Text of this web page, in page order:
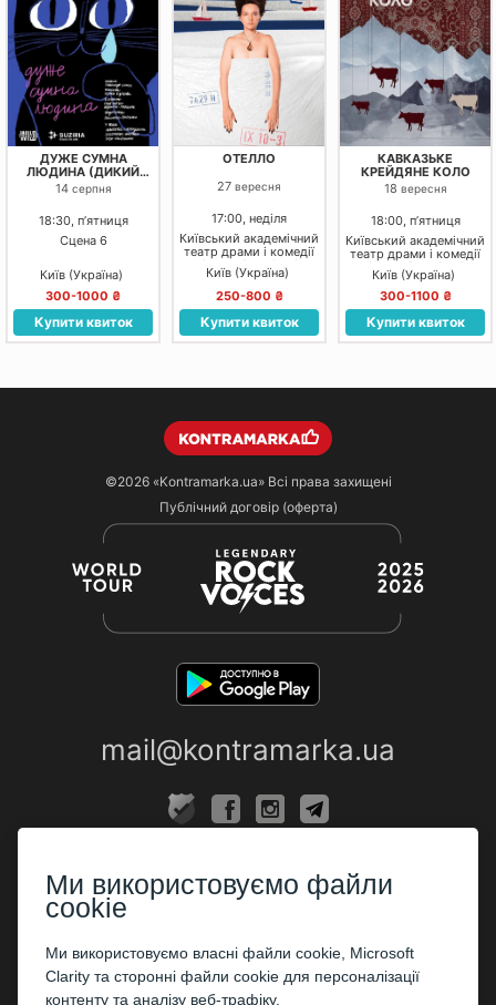
ДУЖЕ СУМНА
ЛЮДИНА (ДИКИЙ
ТЕАТР)
14 серпня
18:30, пʼятниця
Сцена 6
Київ (Україна)
300-1000 ₴
Купити квиток
ОТЕЛЛО
27 вересня
17:00, неділя
Київський академічний
театр драми і комедії
на лівому березі Дніпра
Київ (Україна)
250-800 ₴
Купити квиток
КАВКАЗЬКЕ
КРЕЙДЯНЕ КОЛО
18 вересня
18:00, пʼятниця
Київський академічний
театр драми і комедії
на лівому березі Дніпра
Київ (Україна)
300-1100 ₴
Купити квиток
©2026 «Kontramarka.ua»Всі права захищені
Публічний договір (оферта)
mail@kontramarka.ua
Каси
ПАРТНЕРАМ
Організаторам
Ми використовуємо файли
cookie
Ми використовуємо власні файли cookie, Microsoft
Clarity та сторонні файли cookie для персоналізації
контенту та аналізу веб-трафіку.